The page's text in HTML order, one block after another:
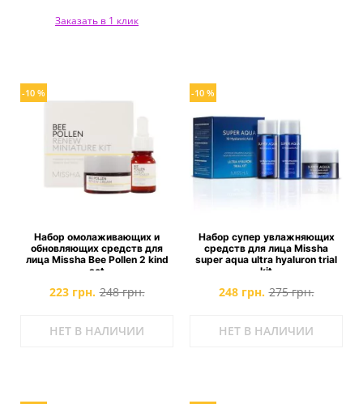
Заказать в 1 клик
-10 %
Набор омолаживающих и
обновляющих средств для
лица Missha Bee Pollen 2 kind
set
223 грн. 248 грн.
НЕТ В НАЛИЧИИ
-10 %
Набор супер увлажняющих
средств для лица Missha
super aqua ultra hyaluron trial
kit
248 грн. 275 грн.
НЕТ В НАЛИЧИИ